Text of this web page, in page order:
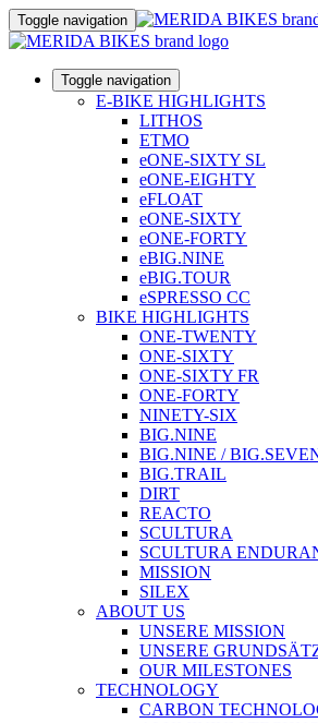
Toggle navigation
Toggle navigation
E-BIKE HIGHLIGHTS
LITHOS
ETMO
eONE-SIXTY SL
eONE-EIGHTY
eFLOAT
eONE-SIXTY
eONE-FORTY
eBIG.NINE
eBIG.TOUR
eSPRESSO CC
BIKE HIGHLIGHTS
ONE-TWENTY
ONE-SIXTY
ONE-SIXTY FR
ONE-FORTY
NINETY-SIX
BIG.NINE
BIG.NINE /
BIG.TRAIL
DIRT
REACTO
SCULTURA
SCULTURA
MISSION
SILEX
ABOUT US
UNSERE MISSION
UNSERE
OUR MILESTONES
TECHNOLOGY
CARBON